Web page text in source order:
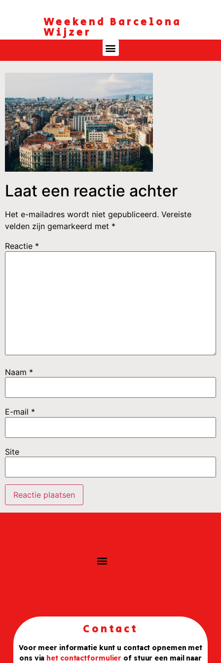
Weekend Barcelona
Wijzer
Laat een reactie achter
Het e-mailadres wordt niet gepubliceerd. Vereiste
velden zijn gemarkeerd met *
Reactie *
Naam *
E-mail *
Site
Contact
Voor meer informatie kunt u contact opnemen met
ons via het contactformulier of stuur een mail naar